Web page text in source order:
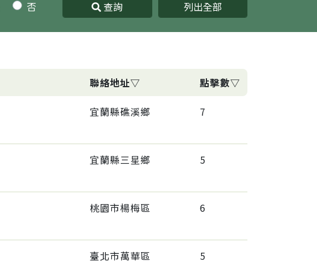
否 查詢 列出全部
聯絡地址▽ 點擊數▽
宜蘭縣礁溪鄉 7
宜蘭縣三星鄉 5
桃園市楊梅區 6
臺北市萬華區 5